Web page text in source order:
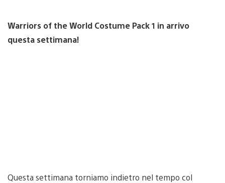
Warriors of the World Costume Pack 1 in arrivo
questa settimana!
Questa settimana torniamo indietro nel tempo col